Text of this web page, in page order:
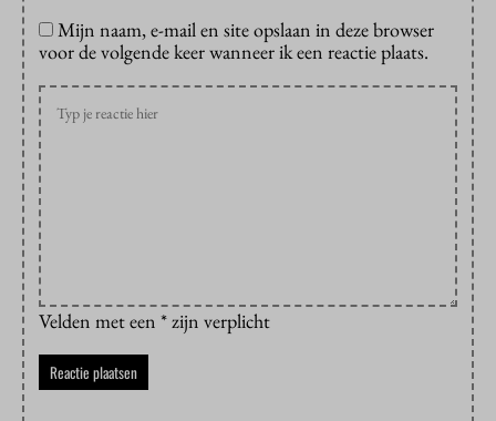
Mijn naam, e-mail en site opslaan in deze browser
voor de volgende keer wanneer ik een reactie plaats.
Velden met een * zijn verplicht